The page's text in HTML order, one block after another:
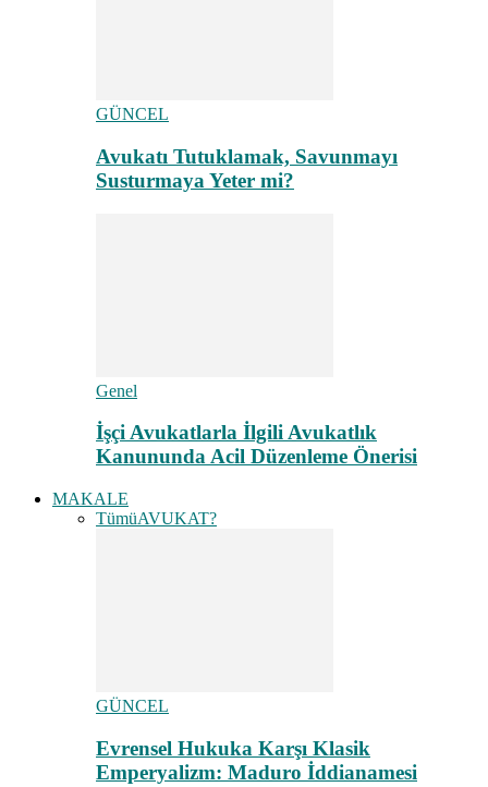
GÜNCEL
Avukatı Tutuklamak, Savunmayı
Susturmaya Yeter mi?
Genel
İşçi Avukatlarla İlgili Avukatlık
Kanununda Acil Düzenleme Önerisi
MAKALE
TümüAVUKAT?
GÜNCEL
Evrensel Hukuka Karşı Klasik
Emperyalizm: Maduro İddianamesi